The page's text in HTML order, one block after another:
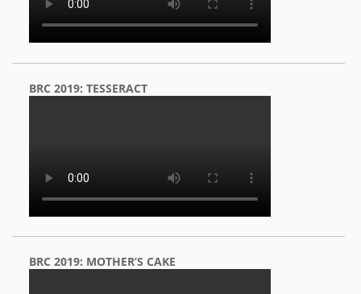
BRC 2019: TESSERACT
BRC 2019: MOTHER’S CAKE